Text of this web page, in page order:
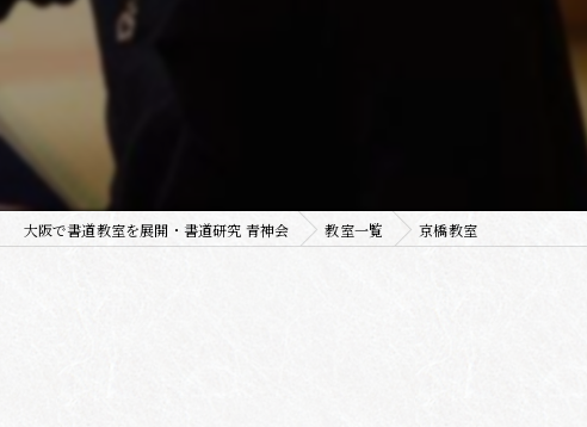
大人
作品展
通信講座
大阪で書道教室を展開・書道研究 青神会 教室一覧 京橋教室